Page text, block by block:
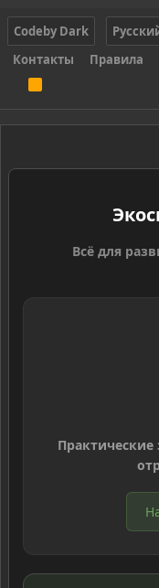
Codeby Dark
Контакты
Правила
S
Всё для
Практические